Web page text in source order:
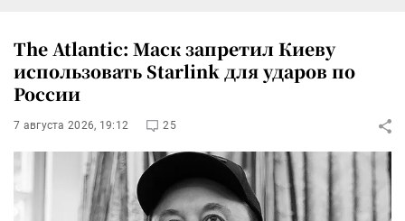
The Atlantic: Маск запретил Киеву
использовать Starlink для ударов по
России
7 августа 2026, 19:12 25